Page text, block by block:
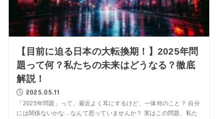
【目前に迫る日本の大転換期！】2025年問
題って何？私たちの未来はどうなる？徹底
解説！
2025.05.11
「2025年問題」って、最近よく耳にするけど、一体何のこと？ 自分
には関係ないかな…なんて思っていませんか？ 実はこの問題、私た